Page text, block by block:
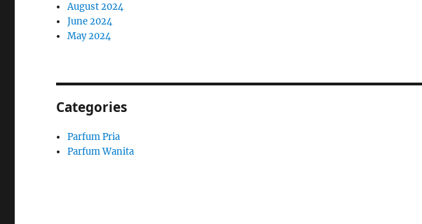
August 2024
June 2024
May 2024
Categories
Parfum Pria
Parfum Wanita